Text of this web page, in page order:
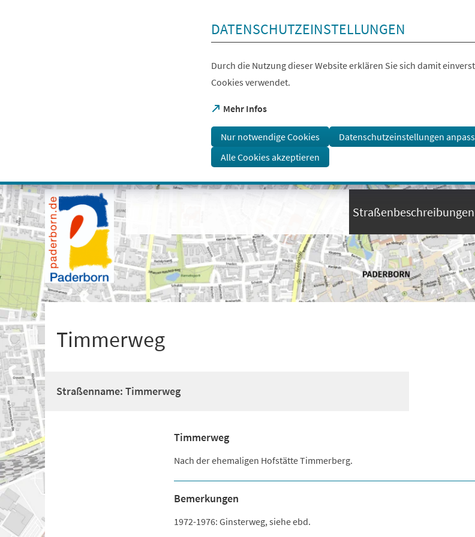
Visuelle
Assistenzsoftware
öffnen.
Mit
der
Tastatur
erreichbar
über
+
DATENSCHUTZEINSTELLUNGEN
Durch die Nutzung dieser Website erklären Sie sich damit
Cookies verwendet.
Mehr Infos
(Öffnet
einem
neuen
Tab)
Nur notwendige Cookies
Datenschutzeinstellungen
Alle Cookies akzeptieren
Straßenbeschreibungen
Timmerweg
Straßenname: Timmerweg
Timmerweg
Nach der ehemaligen Hofstätte Timmerberg.
Bemerkungen
1972-1976: Ginsterweg, siehe ebd.